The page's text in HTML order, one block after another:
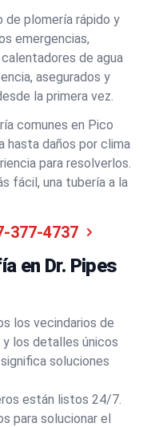
de plomería rápido y
emergencias,
de agua
asegurados y
la primera vez.
comunes en Pico
hasta daños por clima
para resolverlos.
fácil, una tubería a la
377-4737
en Dr. Pipes
los vecindarios de
los detalles únicos
soluciones
están listos 24/7.
para solucionar el